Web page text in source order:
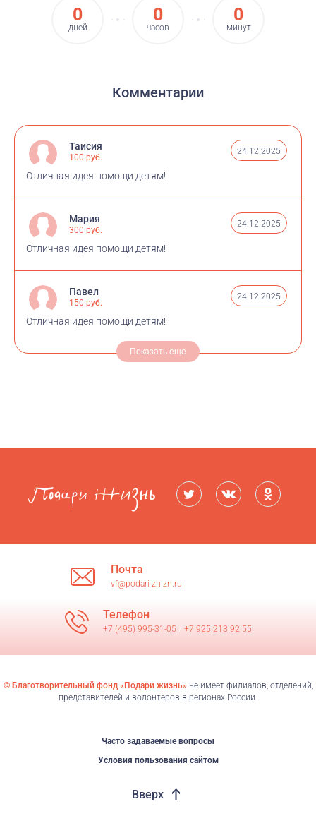
0
дней
0
часов
0
минут
Комментарии
Таисия
100 руб.
24.12.2025
Отличная идея помощи детям!
Мария
300 руб.
24.12.2025
Отличная идея помощи детям!
Павел
150 руб.
24.12.2025
Отличная идея помощи детям!
Показать еще
Почта
vf@podari-zhizn.ru
Телефон
+7 (495) 995-31-05 +7 925 213 92 55
© Благотворительный фонд «Подари жизнь»не имеет филиалов, отделений,
представителей и волонтеров в регионах России.
Часто задаваемые вопросы
Условия пользования сайтом
Вверх